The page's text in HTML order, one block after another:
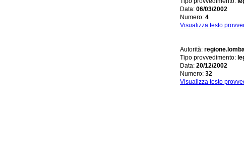
Data: 06/03/2002
Numero: 4
Visualizza testo
Autorità:
Tipo provvedimento:
Data: 20/12/2002
Numero: 32
Visualizza testo